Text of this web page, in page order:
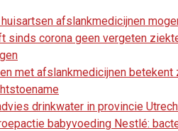
afslankmedicijnen
sinds corona geen vergeten
met afslankmedicijnen
drinkwater in provincie
babyvoeding Nestlé: